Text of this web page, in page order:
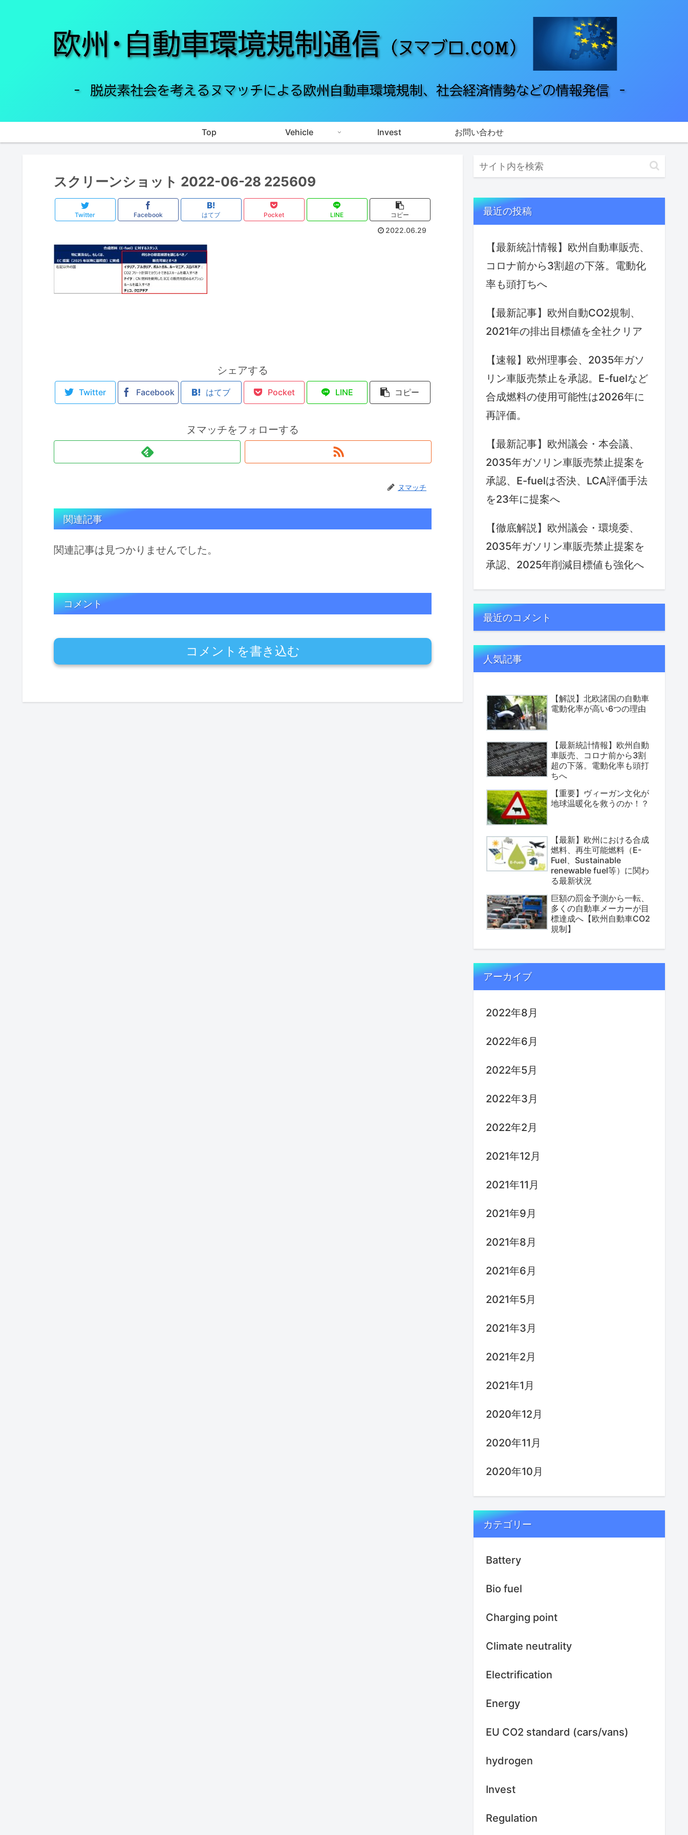
Top Vehicle Invest お問い合わせ
スクリーンショット 2022-06-28 225609
Twitter Facebook はてブ Pocket LINE コピー
2022.06.29
シェアする
Twitter Facebook はてブ Pocket LINE コピー
ヌマッチをフォローする
ヌマッチ
関連記事
関連記事は見つかりませんでした。
コメント
コメントを書き込む
最近の投稿
【最新統計情報】欧州自動車販売、
コロナ前から3割超の下落。電動化
率も頭打ちへ
【最新記事】欧州自動CO2規制、
2021年の排出目標値を全社クリア
【速報】欧州理事会、2035年ガソ
リン車販売禁止を承認。E-fuelなど
合成燃料の使用可能性は2026年に
再評価。
【最新記事】欧州議会・本会議、
2035年ガソリン車販売禁止提案を
承認、E-fuelは否決、LCA評価手法
を23年に提案へ
【徹底解説】欧州議会・環境委、
2035年ガソリン車販売禁止提案を
承認、2025年削減目標値も強化へ
最近のコメント
人気記事
【解説】北欧諸国の自動車
電動化率が高い6つの理由
【最新統計情報】欧州自動
車販売、コロナ前から3割
超の下落。電動化率も頭打
ちへ
【重要】ヴィーガン文化が
地球温暖化を救うのか！？
【最新】欧州における合成
燃料、再生可能燃料（E-
Fuel、Sustainable
renewable fuel等）に関わ
る最新状況
巨額の罰金予測から一転、
多くの自動車メーカーが目
標達成へ【欧州自動車CO2
規制】
アーカイブ
2022年8月
2022年6月
2022年5月
2022年3月
2022年2月
2021年12月
2021年11月
2021年9月
2021年8月
2021年6月
2021年5月
2021年3月
2021年2月
2021年1月
2020年12月
2020年11月
2020年10月
カテゴリー
Battery
Bio fuel
Charging point
Climate neutrality
Electrification
Energy
EU CO2 standard (cars/vans)
hydrogen
Invest
Regulation